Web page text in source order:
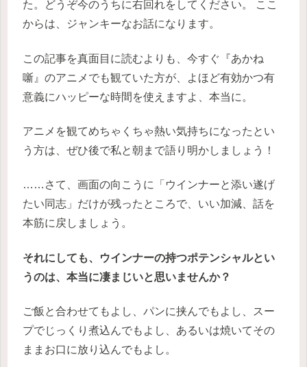
た。どうぞ今のうちに右回れをしてください。 ここ
からは、ジャンキーなお話になります。
この記事を真面目に読むよりも、今すぐ『あかね
噺』のアニメでも観ていた方が、よほど有効かつ有
意義にハッピーな時間を使えますよ、本当に。
アニメを観てめちゃくちゃ熱い気持ちになったとい
う方は、ぜひ後で私と朝まで語り明かしましょう！
……さて、画面の向こうに「ウインナーと添い遂げ
たい同志」だけが残ったところで、いい加減、話を
本筋に戻しましょう。
それにしても、ウインナーの持つポテンシャルとい
うのは、本当に凄まじいと思いませんか？
ご飯と合わせてもよし、パンに挟んでもよし、スー
プでじっくり煮込んでもよし、あるいは焼いてその
ままお口に放り込んでもよし。